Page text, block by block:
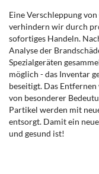
Eine Verschleppung
verhindern wir durch
sofortiges Handeln.
Analyse der
Spezialgeräten
möglich - das Inventar
beseitigt. Das
von besonderer
Partikel werden mit
entsorgt. Damit ein
und gesund ist!